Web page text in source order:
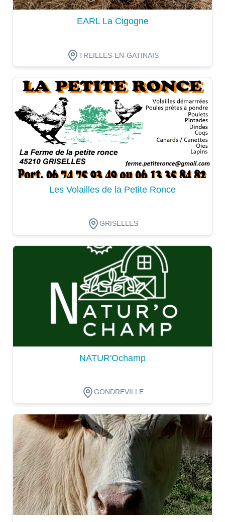
EARL La Cigogne
TREILLES-EN-GATINAIS
Dégustation
Les Volailles de la Petite Ronce
GRISELLES
NATUR'Ochamp
GONDREVILLE
Dégustation